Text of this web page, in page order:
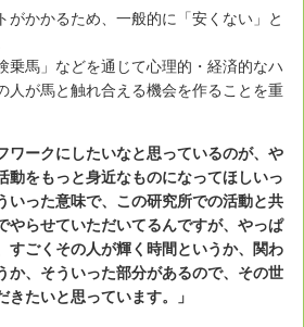
がかかるため、一般的に「安くない」と
乗馬」などを通じて心理的・経済的なハ
人が馬と触れ合える機会を作ることを重
ワークにしたいなと思っているのが、や
動をもっと身近なものになってほしいっ
いった意味で、この研究所での活動と共
やらせていただいてるんですが、やっぱ
すごくその人が輝く時間というか、関わ
か、そういった部分があるので、その世
たいと思っています。」